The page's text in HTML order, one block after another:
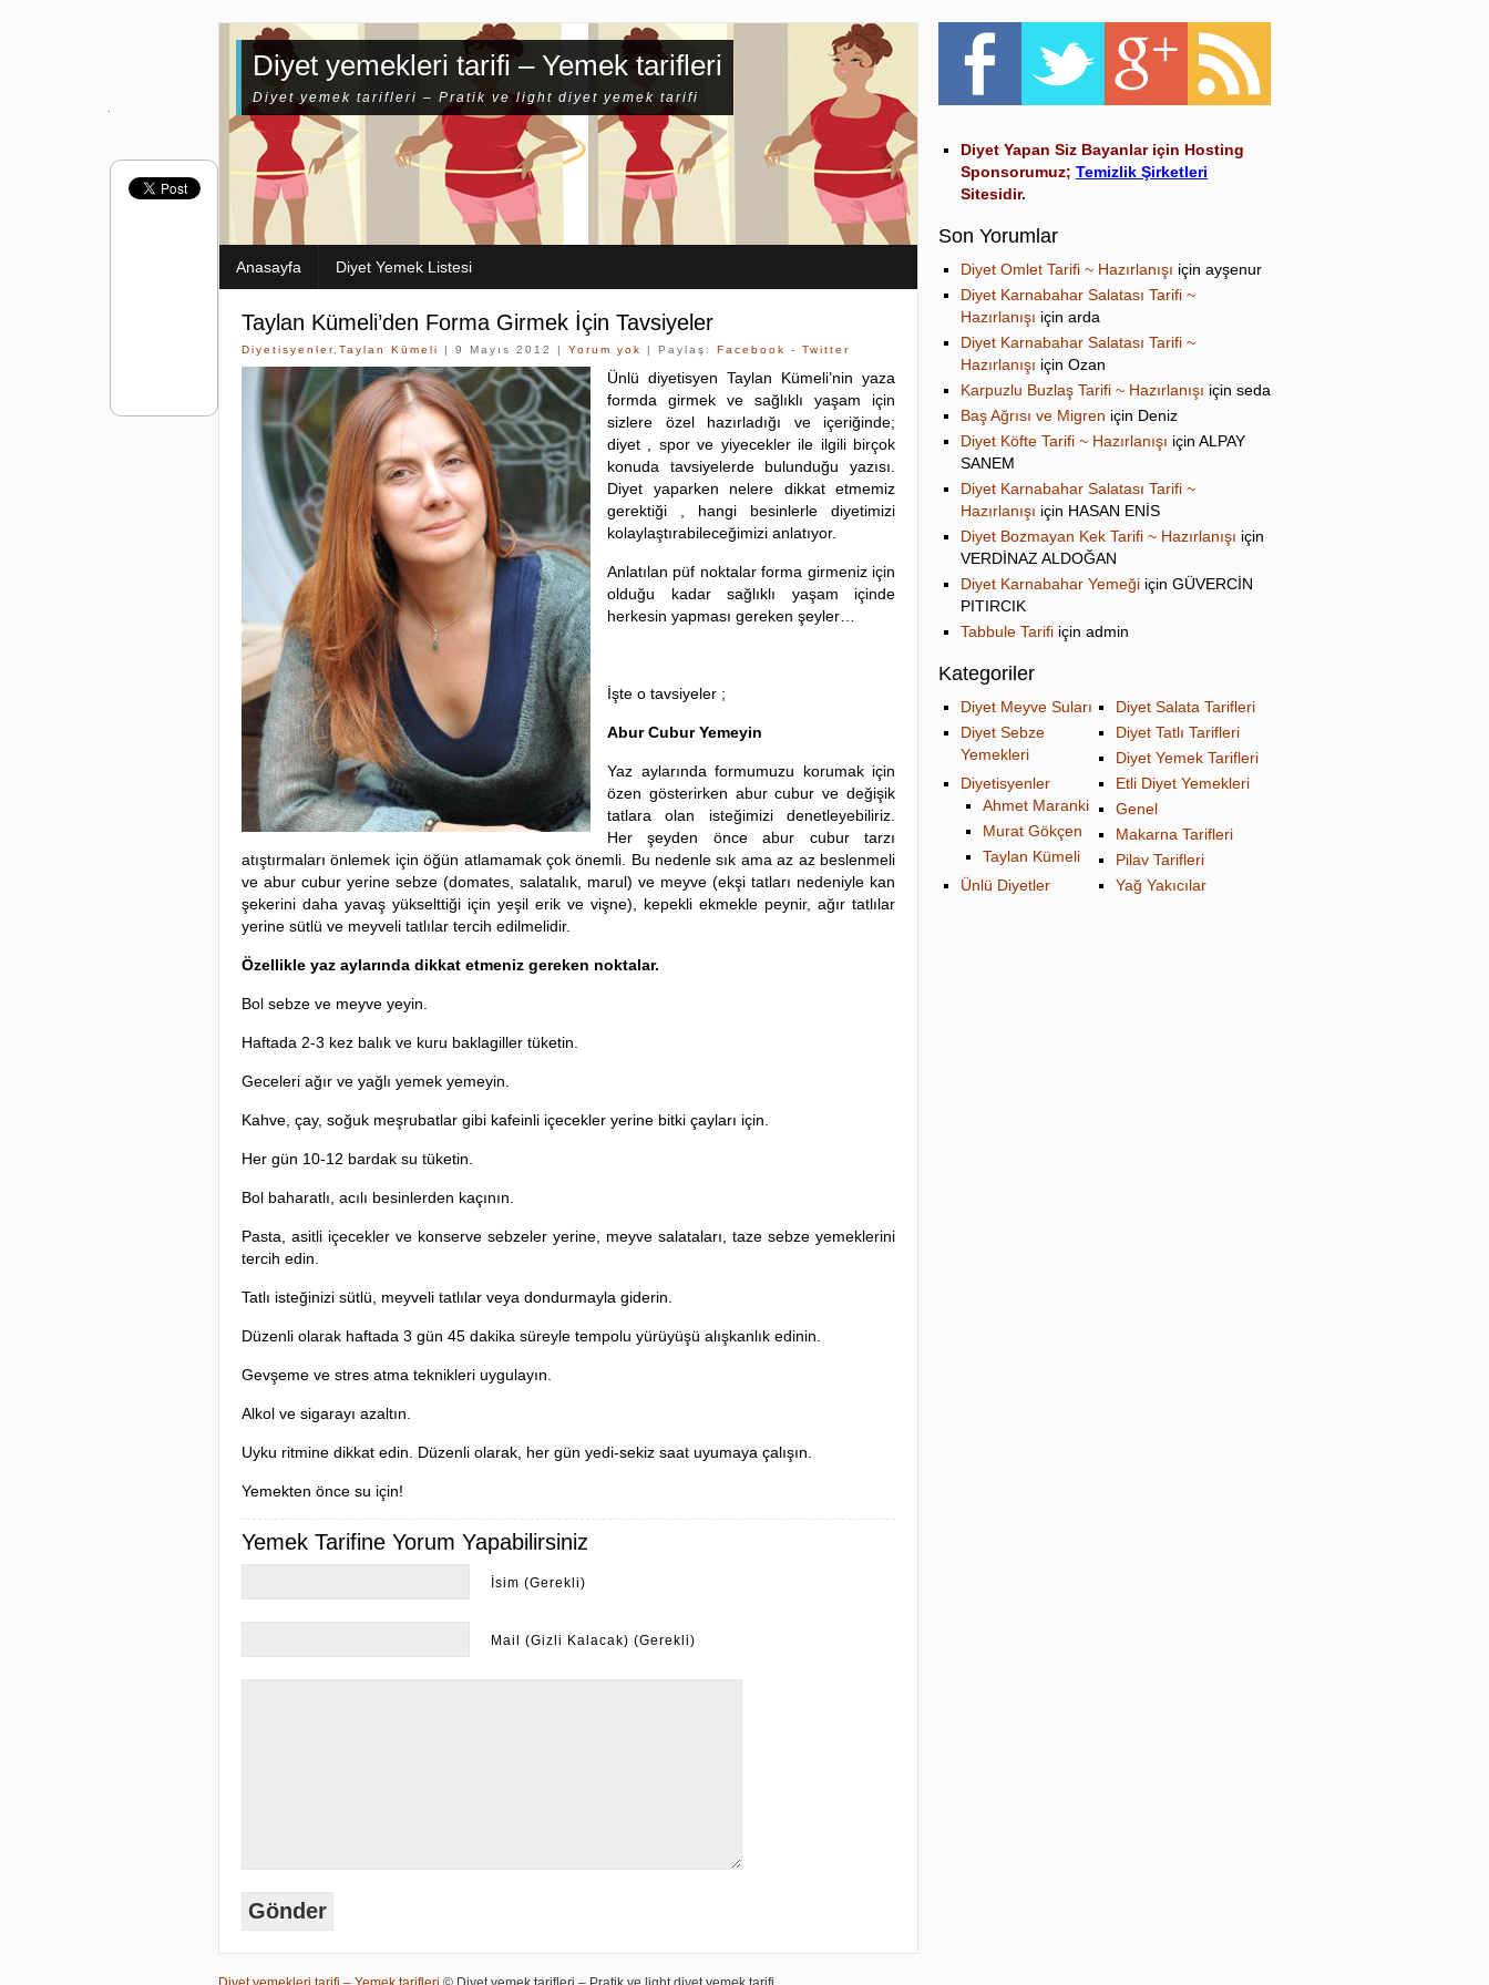
Diyet yemekleri tarifi – Yemek tarifleri
Diyet yemek tarifleri – Pratik ve light diyet yemek tarifi
Anasayfa Diyet Yemek Listesi
Taylan Kümeli’den Forma Girmek İçin Tavsiyeler
Diyetisyenler Taylan Kümeli | 9 Mayıs 2012 | Yorum yok | Paylaş: Facebook - Twitter
Ünlü diyetisyen Taylan Kümeli’nin yaza
formda girmek ve sağlıklı yaşam için
sizlere özel hazırladığı ve içeriğinde;
diyet , spor ve yiyecekler ile ilgili birçok
konuda tavsiyelerde bulunduğu yazısı.
Diyet yaparken nelere dikkat etmemiz
gerektiği , hangi besinlerle diyetimizi
kolaylaştırabileceğimizi anlatıyor.
Anlatılan püf noktalar forma girmeniz için
olduğu kadar sağlıklı yaşam içinde
herkesin yapması gereken şeyler…
İşte o tavsiyeler ;
Abur Cubur Yemeyin
Yaz aylarında formumuzu korumak için
özen gösterirken abur cubur ve değişik
tatlara olan isteğimizi denetleyebiliriz.
Her şeyden önce abur cubur tarzı
atıştırmaları önlemek için öğün atlamamak çok önemli. Bu nedenle sık ama az az beslenmeli
ve abur cubur yerine sebze (domates, salatalık, marul) ve meyve (ekşi tatları nedeniyle kan
şekerini daha yavaş yükselttiği için yeşil erik ve vişne), kepekli ekmekle peynir, ağır tatlılar
yerine sütlü ve meyveli tatlılar tercih edilmelidir.
Özellikle yaz aylarında dikkat etmeniz gereken noktalar.
Bol sebze ve meyve yeyin.
Haftada 2-3 kez balık ve kuru baklagiller tüketin.
Geceleri ağır ve yağlı yemek yemeyin.
Kahve, çay, soğuk meşrubatlar gibi kafeinli içecekler yerine bitki çayları için.
Her gün 10-12 bardak su tüketin.
Bol baharatlı, acılı besinlerden kaçının.
Pasta, asitli içecekler ve konserve sebzeler yerine, meyve salataları, taze sebze yemeklerini
tercih edin.
Tatlı isteğinizi sütlü, meyveli tatlılar veya dondurmayla giderin.
Düzenli olarak haftada 3 gün 45 dakika süreyle tempolu yürüyüşü alışkanlık edinin.
Gevşeme ve stres atma teknikleri uygulayın.
Alkol ve sigarayı azaltın.
Uyku ritmine dikkat edin. Düzenli olarak, her gün yedi-sekiz saat uyumaya çalışın.
Yemekten önce su için!
Yemek Tarifine Yorum Yapabilirsiniz
İsim (Gerekli)
Mail (Gizli Kalacak) (Gerekli)
Diyet Yapan Siz Bayanlar için Hosting
Sponsorumuz; Temizlik Şirketleri
Sitesidir.
Son Yorumlar
Diyet Omlet Tarifi ~ Hazırlanışı için ayşenur
Diyet Karnabahar Salatası Tarifi ~
Hazırlanışı için arda
Diyet Karnabahar Salatası Tarifi ~
Hazırlanışı için Ozan
Karpuzlu Buzlaş Tarifi ~ Hazırlanışı için seda
Baş Ağrısı ve Migren için Deniz
Diyet Köfte Tarifi ~ Hazırlanışı için ALPAY
SANEM
Diyet Karnabahar Salatası Tarifi ~
Hazırlanışı için HASAN ENİS
Diyet Bozmayan Kek Tarifi ~ Hazırlanışı için
VERDİNAZ ALDOĞAN
Diyet Karnabahar Yemeği için GÜVERCİN
PITIRCIK
Tabbule Tarifi için admin
Kategoriler
Diyet Meyve Suları
Diyet Salata Tarifleri
Diyet Sebze
Yemekleri
Diyet Tatlı Tarifleri
Diyet Yemek Tarifleri
Diyetisyenler
Ahmet Maranki
Murat Gökçen
Taylan Kümeli
Etli Diyet Yemekleri
Genel
Makarna Tarifleri
Pilav Tarifleri
Ünlü Diyetler
Yağ Yakıcılar